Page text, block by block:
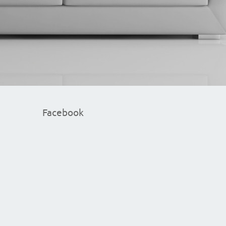
Facebook